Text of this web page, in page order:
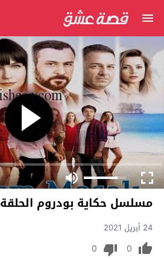
مسلسل حكاية بودروم الحلقة 20
24 أبريل 2021
0
0